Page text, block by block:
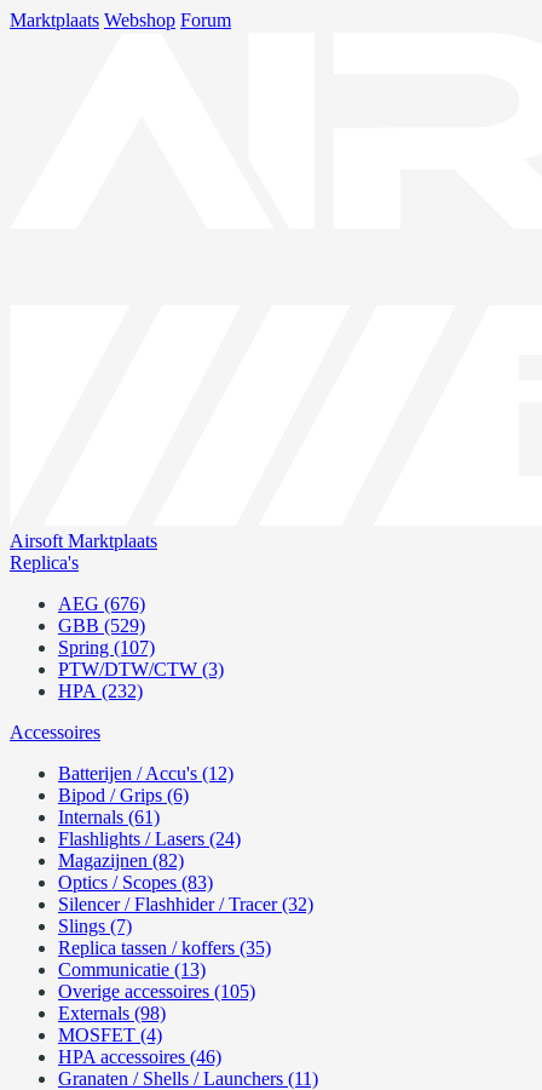
Marktplaats Webshop Forum
Airsoft Marktplaats
Replica's
AEG (676)
GBB (529)
Spring (107)
PTW/DTW/CTW (3)
HPA (232)
Accessoires
Batterijen / Accu's (12)
Bipod / Grips (6)
Internals (61)
Flashlights / Lasers (24)
Magazijnen (82)
Optics / Scopes (83)
Silencer / Flashhider / Tracer (32)
Slings (7)
Replica tassen / koffers (35)
Communicatie (13)
Overige accessoires (105)
Externals (98)
MOSFET (4)
HPA accessoires (46)
Granaten / Shells / Launchers (11)